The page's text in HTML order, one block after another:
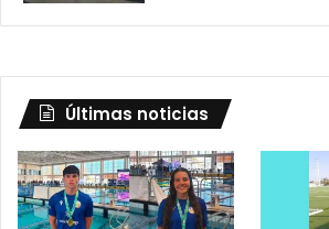
Últimas noticias